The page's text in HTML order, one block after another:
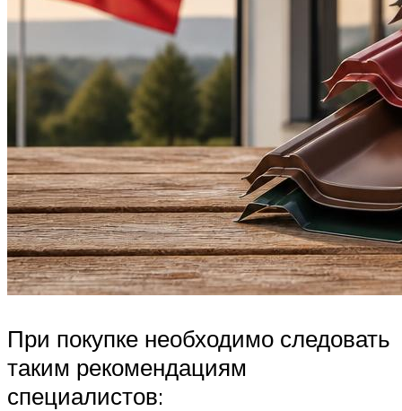
При покупке необходимо следовать
таким рекомендациям
специалистов: